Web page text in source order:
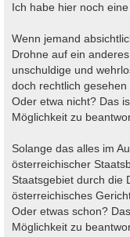
Ich habe hier noch
Wenn jemand
Drohne auf ein
unschuldige und
doch rechtlich gesehen
Oder etwa nicht? Das
Möglichkeit zu
Solange das alles im
österreichischer
Staatsgebiet durch die
österreichisches
Oder etwas schon?
Möglichkeit zu